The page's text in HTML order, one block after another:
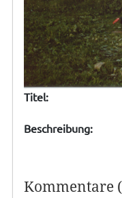
Titel:
Beschreibung:
Kommentare